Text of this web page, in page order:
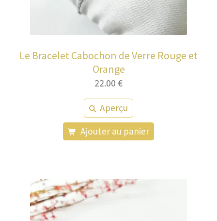
Le Bracelet Cabochon de Verre Rouge et
Orange
22.00 €
Aperçu
Ajouter au panier